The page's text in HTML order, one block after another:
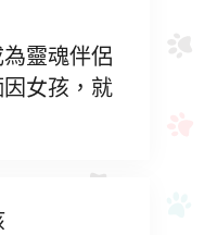
靈魂伴侶
女孩，就